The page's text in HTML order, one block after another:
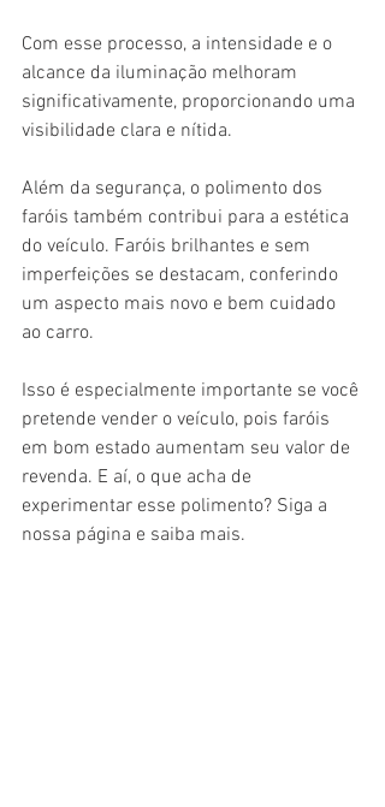
Com esse processo, a intensidade e o
alcance da iluminação melhoram
significativamente, proporcionando uma
visibilidade clara e nítida.
Além da segurança, o polimento dos
faróis também contribui para a estética
do veículo. Faróis brilhantes e sem
imperfeições se destacam, conferindo
um aspecto mais novo e bem cuidado
ao carro.
Isso é especialmente importante se você
pretende vender o veículo, pois faróis
em bom estado aumentam seu valor de
revenda. E aí, o que acha de
experimentar esse polimento? Siga a
nossa página e saiba mais.